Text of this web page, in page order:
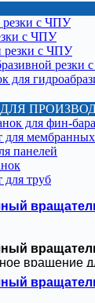
резки с ЧПУ
с ЧПУ
резки с ЧПУ
резки
для
для фин-бара
для
панелей
для труб
вращение
это